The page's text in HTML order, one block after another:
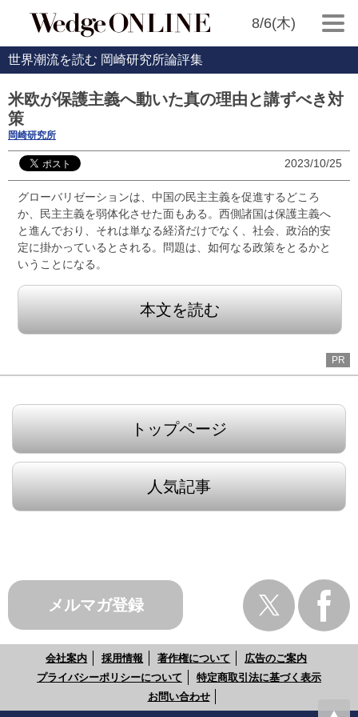
8/6(木)
世界潮流を読む 岡崎研究所論評集
米欧が保護主義へ動いた真の理由と講ずべき対
策
岡崎研究所
2023/10/25
グローバリゼーションは、中国の民主主義を促進するどころ
か、民主主義を弱体化させた面もある。西側諸国は保護主義へ
と進んでおり、それは単なる経済だけでなく、社会、政治的安
定に掛かっているとされる。問題は、如何なる政策をとるかと
いうことになる。
本文を読む
PR
トップページ
人気記事
メルマガ登録
会社案内 採用情報 著作権について
広告のご案内
プライバシーポリシーについて
特定商取引法に基づく表示
お問い合わせ